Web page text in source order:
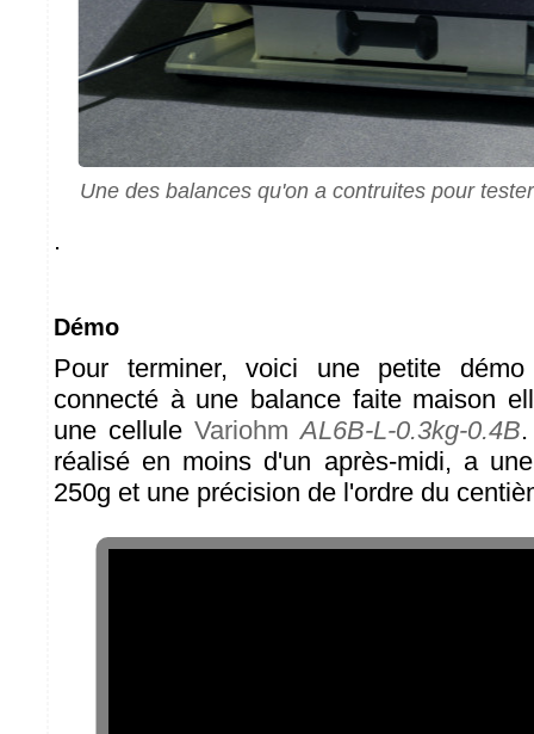
Une des balances qu'on a contruites pour
.
Démo
Pour terminer, voici une petite
connecté à une balance faite maison
une cellule VariohmAL6B-L-0.3kg-0.4B
réalisé en moins d'un après-midi, a
250g et une précision de l'ordre du